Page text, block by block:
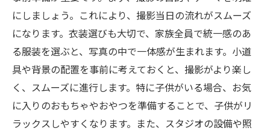
セルフフォトスタジオで子供の成長を一枚に残
すテクニック
成長を一目で分かる写真の撮り方
時系列で見る成長記録写真の作り方
撮影場所を変えることで見る成長の変化
子供の成長を記録するための撮影頻度
にしましょう。これにより、撮影当日の流れがスムーズ
になります。衣装選びも大切で、家族全員で統一感のあ
る服装を選ぶと、写真の中で一体感が生まれます。小道
具や背景の配置を事前に考えておくと、撮影がより楽し
く、スムーズに進行します。特に子供がいる場合、お気
に入りのおもちゃやおやつを準備することで、子供がリ
ラックスしやすくなります。また、スタジオの設備や照